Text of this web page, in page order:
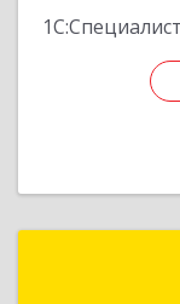
1С:Специалист